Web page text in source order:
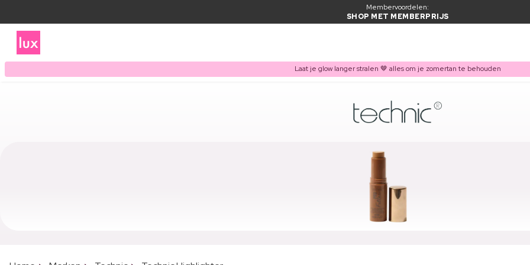
Membervoordelen:
SHOP MET MEMBERPRIJS
Laat je glow langer stralen 🤎 alles om je zomertan te behouden